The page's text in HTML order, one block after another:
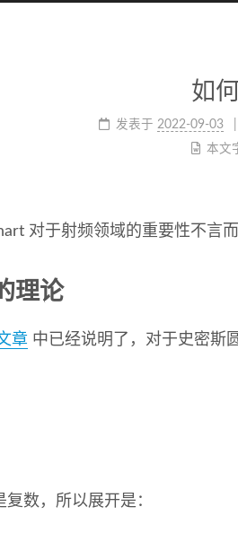
如
发表于 2022-09-03
本文
对于射频领域的重要性不言
理论
章 中已经说明了，对于史密斯
复数，所以展开是：